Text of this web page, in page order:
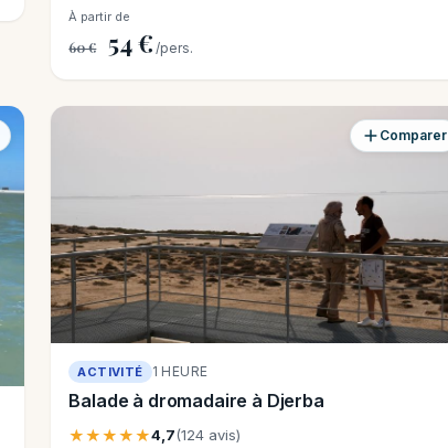
À partir de
60 € 54 € /pers.
ACTIVITÉ 1 HEURE
Balade à dromadaire à Djerba
★★★★★4,7(124 avis)
Comparer